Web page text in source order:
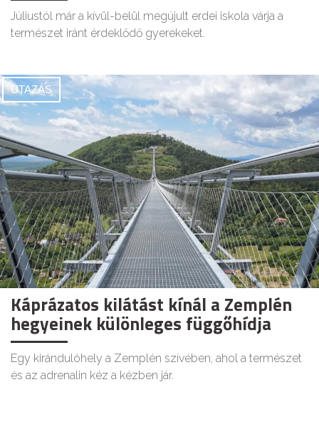
Júliustól már a kívül-belül megújult erdei iskola várja a
természet iránt érdeklődő gyerekeket.
UTAZÁS
Káprázatos kilátást kínál a Zemplén
hegyeinek különleges függőhídja
Egy kirándulóhely a Zemplén szívében, ahol a természet
és az adrenalin kéz a kézben jár.